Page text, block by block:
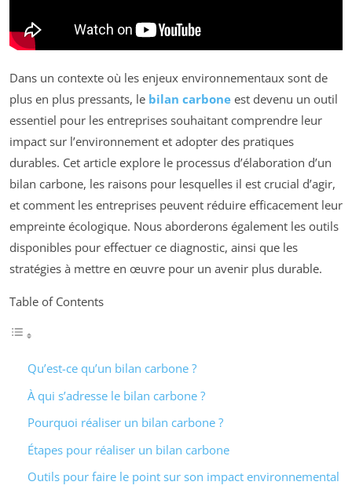
Dans un contexte où les enjeux environnementaux sont de
plus en plus pressants, le bilan carbone est devenu un outil
essentiel pour les entreprises souhaitant comprendre leur
impact sur l’environnement et adopter des pratiques
durables. Cet article explore le processus d’élaboration d’un
bilan carbone, les raisons pour lesquelles il est crucial d’agir,
et comment les entreprises peuvent réduire efficacement leur
empreinte écologique. Nous aborderons également les outils
disponibles pour effectuer ce diagnostic, ainsi que les
stratégies à mettre en œuvre pour un avenir plus durable.
Table of Contents
Qu’est-ce qu’un bilan carbone ?
À qui s’adresse le bilan carbone ?
Pourquoi réaliser un bilan carbone ?
Étapes pour réaliser un bilan carbone
Outils pour faire le point sur son impact environnemental